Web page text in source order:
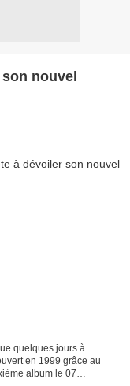
son nouvel
quelques jours à
en 1999 grâce au
album le 07